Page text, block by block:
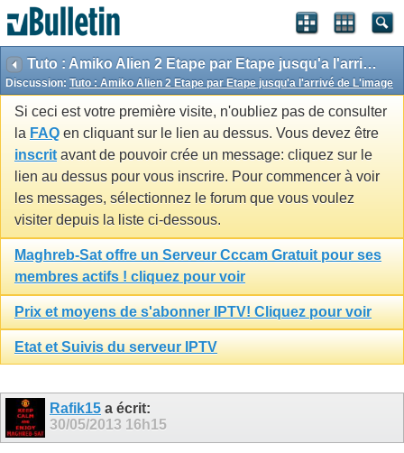
Tuto : Amiko Alien 2 Etape par Etape jusqu'a l'arrivé de L'image
Discussion: Tuto : Amiko Alien 2 Etape par Etape jusqu'a l'arrivé de L'image
Si ceci est votre première visite, n'oubliez pas de consulter
la FAQ en cliquant sur le lien au dessus. Vous devez être
inscrit avant de pouvoir crée un message: cliquez sur le
lien au dessus pour vous inscrire. Pour commencer à voir
les messages, sélectionnez le forum que vous voulez
visiter depuis la liste ci-dessous.
Maghreb-Sat offre un Serveur Cccam Gratuit pour ses
membres actifs ! cliquez pour voir
Prix et moyens de s'abonner IPTV! Cliquez pour voir
Etat et Suivis du serveur IPTV
Rafik15 a écrit:
30/05/2013 16h15